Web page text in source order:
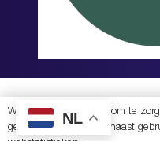
PRIVACYVERKLARING|
NL
Wij gebruiken cookies om te
gebruikservaring. Daarnaast